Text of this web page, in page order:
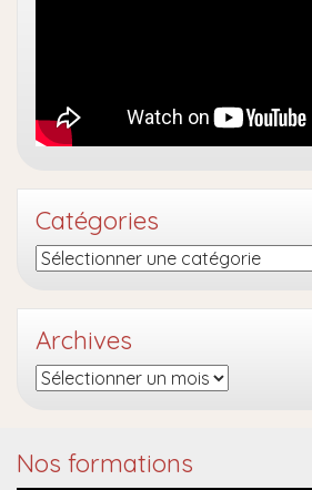
Catégories
Catégories
Archives
Archives
Nos formations